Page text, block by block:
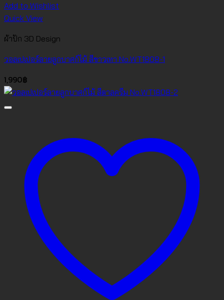
Add to Wishlist
Quick View
ผ้าปัก 3D Design
วอลเปเปอร์ลายลูกบาศก์ไม้ สีขาวเทา No.WT1808-1
1,990฿